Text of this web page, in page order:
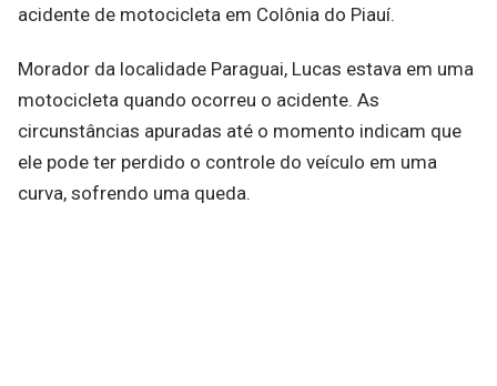
acidente de motocicleta em Colônia do Piauí.
Morador da localidade Paraguai, Lucas estava em uma
motocicleta quando ocorreu o acidente. As
circunstâncias apuradas até o momento indicam que
ele pode ter perdido o controle do veículo em uma
curva, sofrendo uma queda.